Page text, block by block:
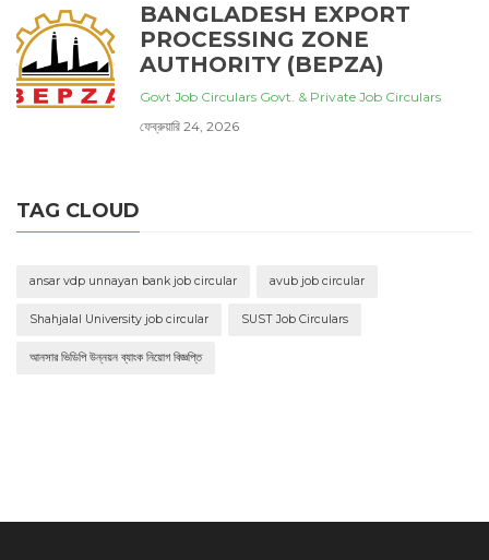
BANGLADESH EXPORT
PROCESSING ZONE
AUTHORITY (BEPZA)
Govt Job Circulars Govt. & Private Job Circulars
ফেব্রুয়ারি 24, 2026
TAG CLOUD
ansar vdp unnayan bank job circular avub job circular
Shahjalal University job circular SUST Job Circulars
আনসার ভিডিপি উন্নয়ন ব্যাংক নিয়োগ বিজ্ঞপ্তি